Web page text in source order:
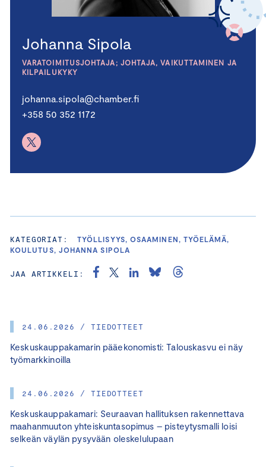
24.06.2026 / TIEDOTTEET
Keskuskauppakamarin pääekonomisti: Talouskasvu ei näy
työmarkkinoilla
24.06.2026 / TIEDOTTEET
Keskuskauppakamari: Seuraavan hallituksen rakennettava
maahanmuuton yhteiskuntasopimus – pisteytysmalli loisi
selkeän väylän pysyvään oleskelulupaan
Johanna Sipola
VARATOIMITUSJOHTAJA; JOHTAJA, VAIKUTTAMINEN JA
KILPAILUKYKY
johanna.sipola@chamber.fi
+358 50 352 1172
KATEGORIAT:
TYÖLLISYYS, OSAAMINEN, TYÖELÄMÄ,
KOULUTUS, JOHANNA SIPOLA
JAA ARTIKKELI: